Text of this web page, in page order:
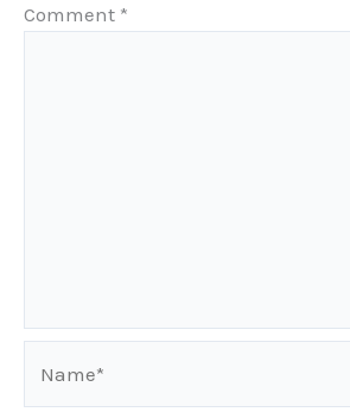
Comment *